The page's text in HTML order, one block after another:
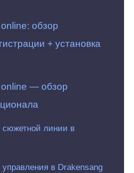
обзор
+ установка
— обзор
сюжетной линии в
в Drakensang